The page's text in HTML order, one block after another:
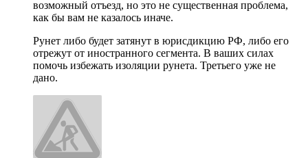
возможный отъезд, но это не существенная проблема,
как бы вам не казалось иначе.
Рунет либо будет затянут в юрисдикцию РФ, либо его
отрежут от иностранного сегмента. В ваших силах
помочь избежать изоляции рунета. Третьего уже не
дано.